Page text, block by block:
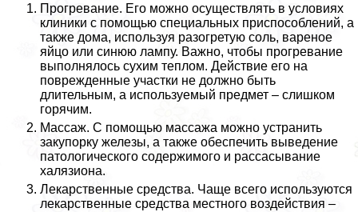
Прогревание. Его можно осуществлять в условиях
клиники с помощью специальных приспособлений, а
также дома, используя разогретую соль, вареное
яйцо или синюю лампу. Важно, чтобы прогревание
выполнялось сухим теплом. Действие его на
поврежденные участки не должно быть
длительным, а используемый предмет – слишком
горячим.
Массаж. С помощью массажа можно устранить
закупорку железы, а также обеспечить выведение
патологического содержимого и рассасывание
халязиона.
Лекарственные средства. Чаще всего используются
лекарственные средства местного воздействия –